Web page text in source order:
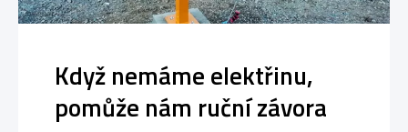
Když nemáme elektřinu,
pomůže nám ruční závora